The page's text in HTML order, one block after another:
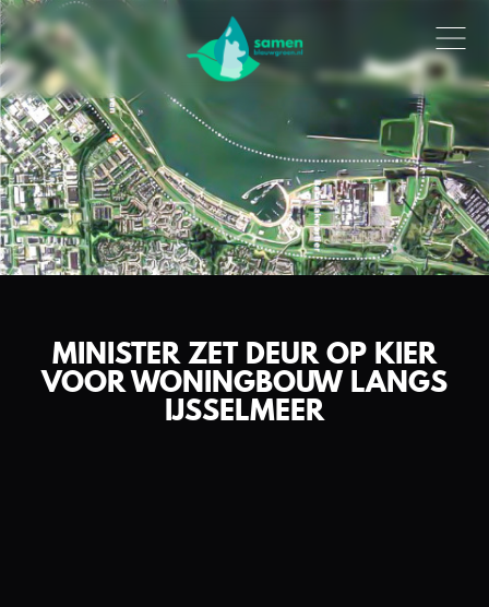
MINISTER ZET DEUR OP KIER
VOOR WONINGBOUW LANGS
IJSSELMEER